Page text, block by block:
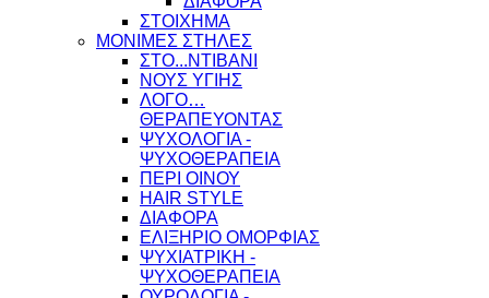
ΣΤΟΙΧΗΜΑ
ΜΟΝΙΜΕΣ ΣΤΗΛΕΣ
ΣΤΟ...ΝΤΙΒΑΝΙ
ΝΟΥΣ ΥΓΙΗΣ
ΛΟΓΟ…
ΘΕΡΑΠΕΥΟΝΤΑΣ
ΨΥΧΟΛΟΓΙΑ -
ΨΥΧΟΘΕΡΑΠΕΙΑ
ΠΕΡΙ ΟΙΝΟΥ
HAIR STYLE
ΔΙΑΦΟΡΑ
ΕΛΙΞΗΡΙΟ ΟΜΟΡΦΙΑΣ
ΨΥΧΙΑΤΡΙΚΗ -
ΨΥΧΟΘΕΡΑΠΕΙΑ